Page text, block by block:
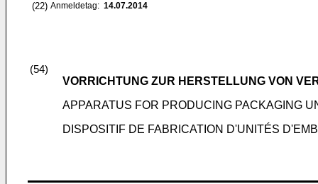
(22) Anmeldetag: 14.07.2014
(54)
VORRICHTUNG ZUR HERSTELLUNG VON
APPARATUS FOR PRODUCING PACKAGING
DISPOSITIF DE FABRICATION D'UNITÉS